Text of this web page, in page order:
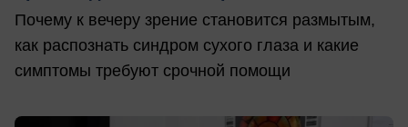
Почему к вечеру зрение становится размытым,
как распознать синдром сухого глаза и какие
симптомы требуют срочной помощи